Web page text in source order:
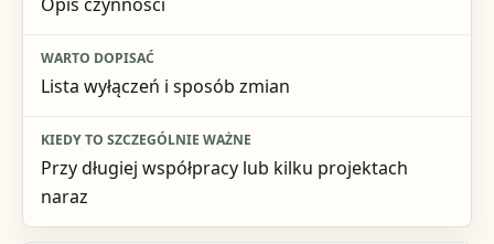
Warto dopisać
Kiedy to szczególnie ważne
Lista wyłączeń i sposób zmian
Przy długiej współpracy lub kilku projektach
naraz